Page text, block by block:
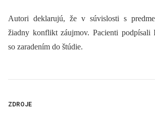
Autori deklarujú, že v súvislosti s
žiadny konflikt záujmov. Pacienti podpísali
so zaradením do štúdie.
ZDROJE